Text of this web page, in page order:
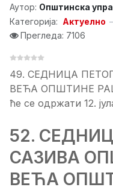
Аутор: Општинска
Категорија: Актуелно
Прегледа: 7106
49. СЕДНИЦA
ВЕЋА ОПШТИНЕ
ће се одржати 12.
52.
САЗИВА
ВЕЋА